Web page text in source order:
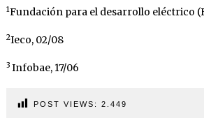
1Fundación para el desarrollo eléctrico
2Ieco, 02/08
3 Infobae, 17/06
POST VIEWS: 2.449